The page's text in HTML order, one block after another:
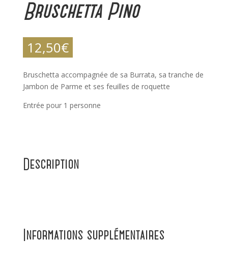
Bruschetta Pino
12,50€
Bruschetta accompagnée de sa Burrata, sa tranche de
Jambon de Parme et ses feuilles de roquette
Entrée pour 1 personne
Description
Informations supplémentaires